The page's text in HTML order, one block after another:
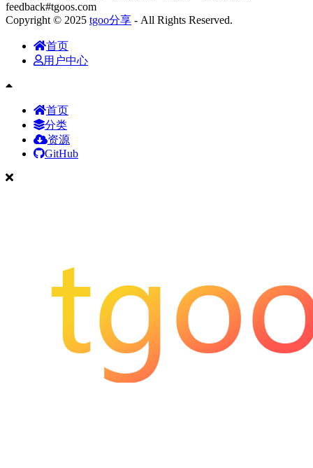
feedback#tgoos.com
Copyright © 2025 tgoo分享 - All Rights Reserved.
首页
用户中心
首页
分类
资源
GitHub